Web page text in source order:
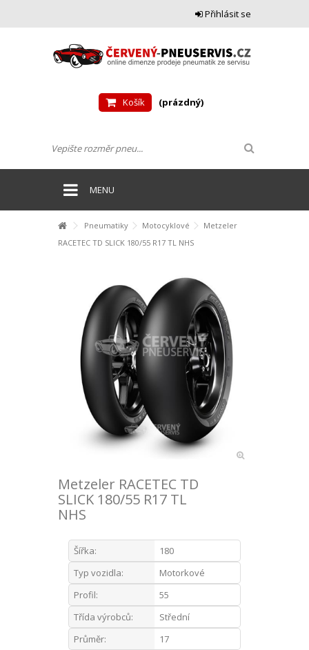
Přihlásit se
Košík (prázdný)
MENU
Pneumatiky Motocyklové
Metzeler
RACETEC TD SLICK 180/55 R17 TL NHS
Metzeler RACETEC TD
SLICK 180/55 R17 TL
NHS
Šířka:
180
Typ vozidla:
Motorkové
Profil:
55
Třída výrobců:
Střední
Průměr:
17